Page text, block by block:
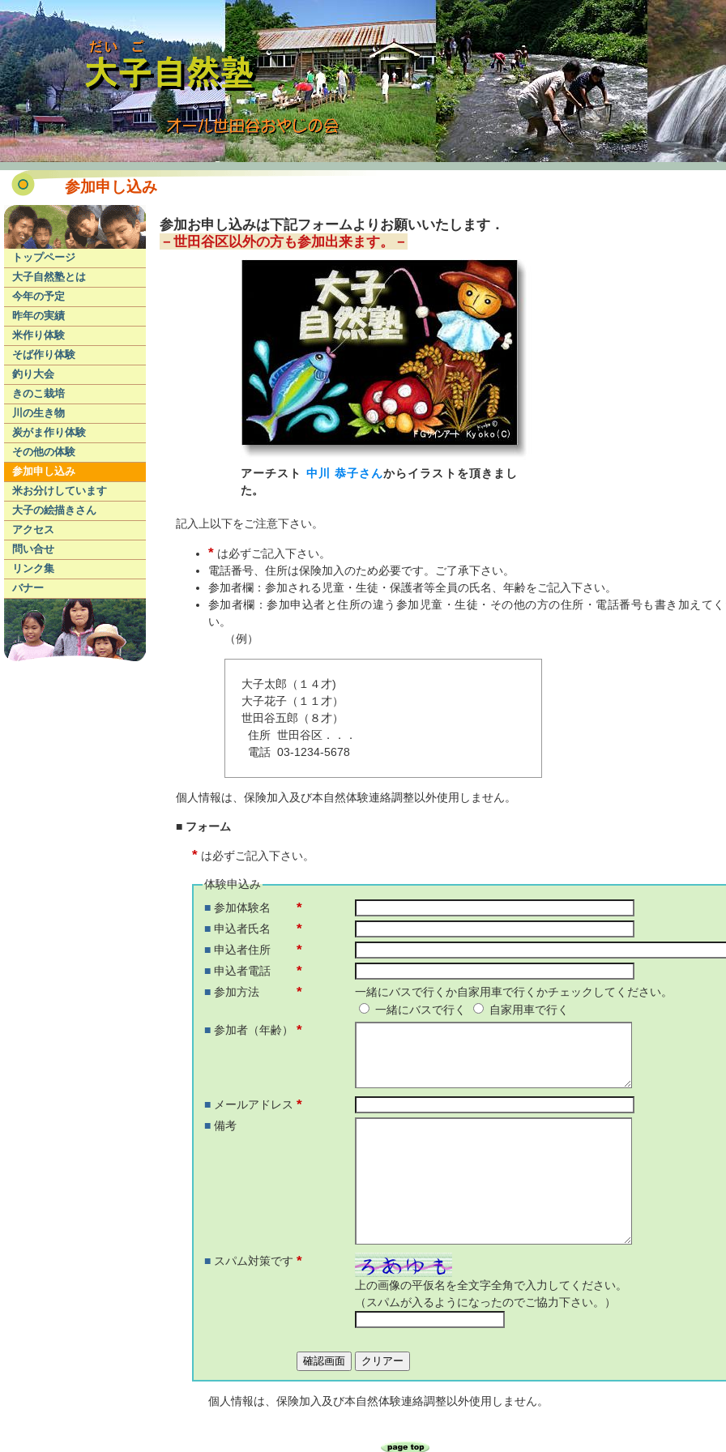
参加申し込み
トップページ
大子自然塾とは
今年の予定
昨年の実績
米作り体験
そば作り体験
釣り大会
きのこ栽培
川の生き物
炭がま作り体験
その他の体験
参加申し込み
米お分けしています
大子の絵描きさん
アクセス
問い合せ
リンク集
バナー
参加お申し込みは下記フォームよりお願いいたします．
－世田谷区以外の方も参加出来ます。－
アーチスト 中川 恭子さんからイラストを頂きまし
た。
記入上以下をご注意下さい。
* は必ずご記入下さい。
電話番号、住所は保険加入のため必要です。ご了承下さい。
参加者欄：参加される児童・生徒・保護者等全員の氏名、年齢をご記入下さい。
参加者欄：参加申込者と住所の違う参加児童・生徒・その他の方の住所・電話番号も書き加えて
い。
（例）
大子太郎（１４才)
大子花子（１１才）
世田谷五郎（８才）
住所 世田谷区．．．
電話 03-1234-5678
個人情報は、保険加入及び本自然体験連絡調整以外使用しません。
■ フォーム
* は必ずご記入下さい。
体験申込み
■参加体験名 *
■ 申込者氏名 *
■ 申込者住所 *
■ 申込者電話 *
■ 参加方法 *
一緒にバスで行くか自家用車で行くかチェックしてください。
一緒にバスで行く
自家用車で行く
■ 参加者（年齢） *
■ メールアドレス *
■ 備考
■ スパム対策です *
上の画像の平仮名を全文字全角で入力してください。
（スパムが入るようになったのでご協力下さい。）
個人情報は、保険加入及び本自然体験連絡調整以外使用しません。